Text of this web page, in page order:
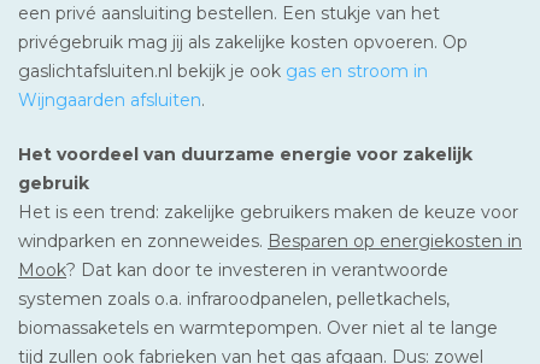
een privé aansluiting bestellen. Een stukje van het
privégebruik mag jij als zakelijke kosten opvoeren. Op
gaslichtafsluiten.nl bekijk je ook gas en stroom in
Wijngaarden afsluiten.
Het voordeel van duurzame energie voor zakelijk
gebruik
Het is een trend: zakelijke gebruikers maken de keuze voor
windparken en zonneweides. Besparen op energiekosten in
Mook? Dat kan door te investeren in verantwoorde
systemen zoals o.a. infraroodpanelen, pelletkachels,
biomassaketels en warmtepompen. Over niet al te lange
tijd zullen ook fabrieken van het gas afgaan. Dus: zowel